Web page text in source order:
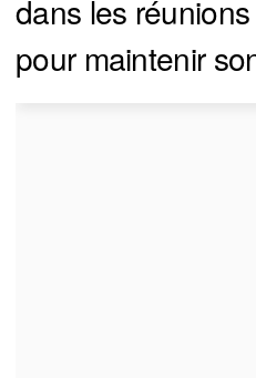
dans les
pour maintenir